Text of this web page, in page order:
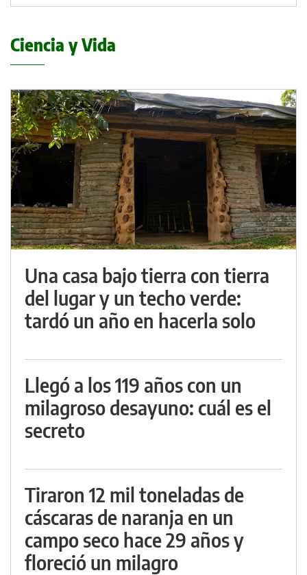
Ciencia y Vida
Una casa bajo tierra con tierra
del lugar y un techo verde:
tardó un año en hacerla solo
Llegó a los 119 años con un
milagroso desayuno: cuál es el
secreto
Tiraron 12 mil toneladas de
cáscaras de naranja en un
campo seco hace 29 años y
floreció un milagro